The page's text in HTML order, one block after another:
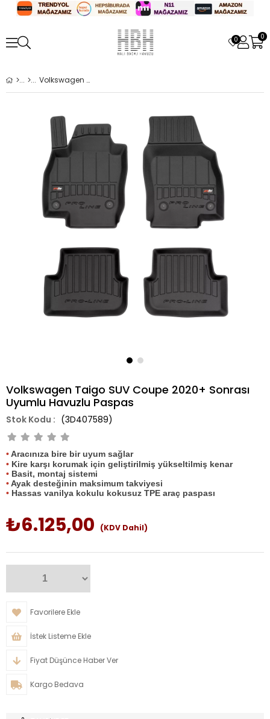
0 0
Volkswagen Taigo SUV Coupe 2020+ Sonrası Uyumlu Havuzlu Paspas
Volkswagen Taigo SUV Coupe 2020+ Sonrası
Uyumlu Havuzlu Paspas
(3D407589)
•Aracınıza bire bir uyum sağlar
• Kire karşı korumak için geliştirilmiş yükseltilmiş kenar
• Basit, montaj sistemi
•Ayak desteğinin maksimum takviyesi
• Hassas vanilya kokulu kokusuz TPE araç paspası
₺6.125,00 (KDV Dahil)
Favorilere Ekle
İstek Listeme Ekle
Fiyat Düşünce Haber Ver
Kargo Bedava